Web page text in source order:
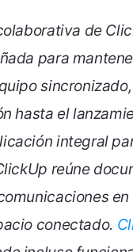
de
para
hasta el
integral
reúne
en
conectado.